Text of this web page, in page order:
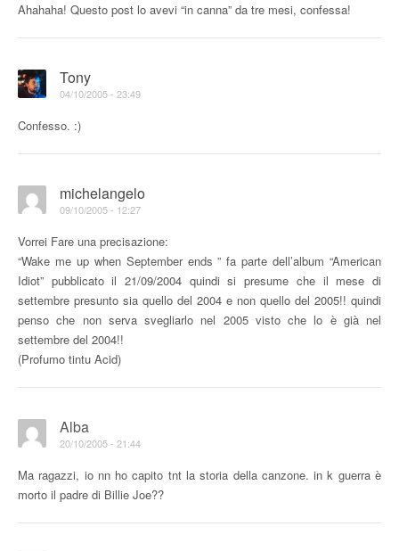
Ahahaha! Questo post lo avevi “in canna” da tre mesi, confessa!
Tony
04/10/2005 - 23:49
Confesso. :)
michelangelo
09/10/2005 - 12:27
Vorrei Fare una precisazione:
“Wake me up when September ends ” fa parte dell’album “American
Idiot” pubblicato il 21/09/2004 quindi si presume che il mese di
settembre presunto sia quello del 2004 e non quello del 2005!! quindi
penso che non serva svegliarlo nel 2005 visto che lo è già nel
settembre del 2004!!
(Profumo tintu Acid)
Alba
20/10/2005 - 21:44
Ma ragazzi, io nn ho capito tnt la storia della canzone. in k guerra è
morto il padre di Billie Joe??